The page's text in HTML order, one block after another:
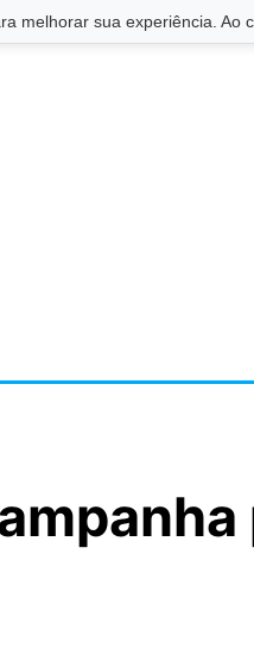
melhorar sua experiência.